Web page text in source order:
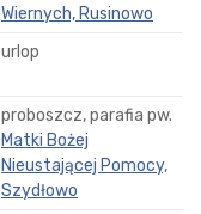
Wiernych, Rusinowo
urlop
proboszcz, parafia pw.
Matki Bożej
Nieustającej Pomocy,
Szydłowo